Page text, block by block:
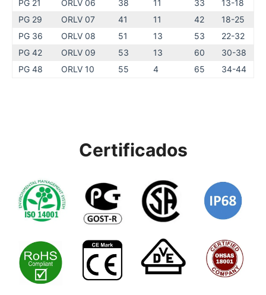
PG 21
ORLV 06 38 11 33
13-18
PG 29
ORLV 07 41 11 42
18-25
PG 36
ORLV 08 51 13 53
22-32
PG 42
ORLV 09 53 13 60
30-38
PG 48
ORLV 10 55 4 65 34-44
Certificados